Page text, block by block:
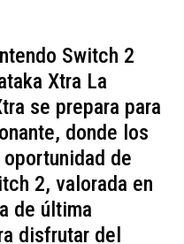
Switch 2
Xtra La
se prepara para
donde los
de
2, valorada en
de última
disfrutar del